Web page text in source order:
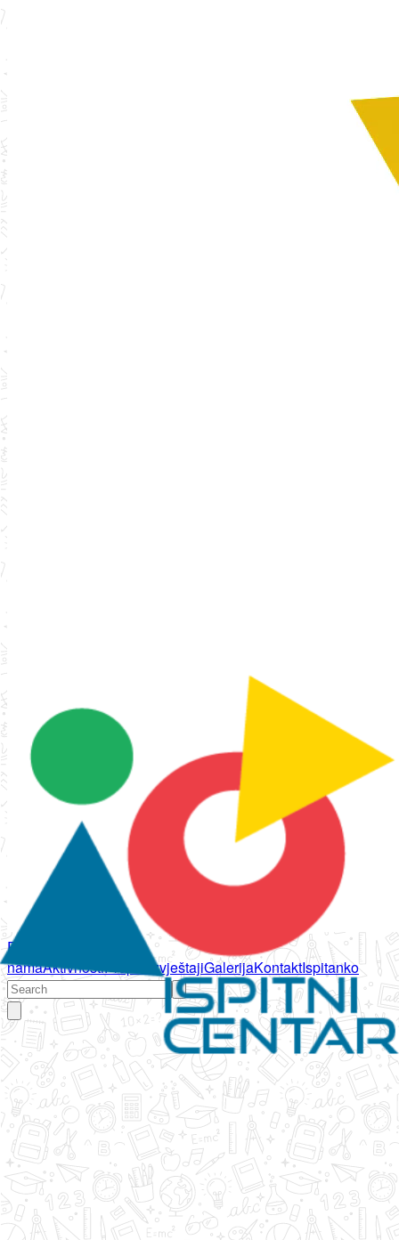
Početna
namaAktivnostiPropisi IzvještajiGalerijaKontaktIspitanko